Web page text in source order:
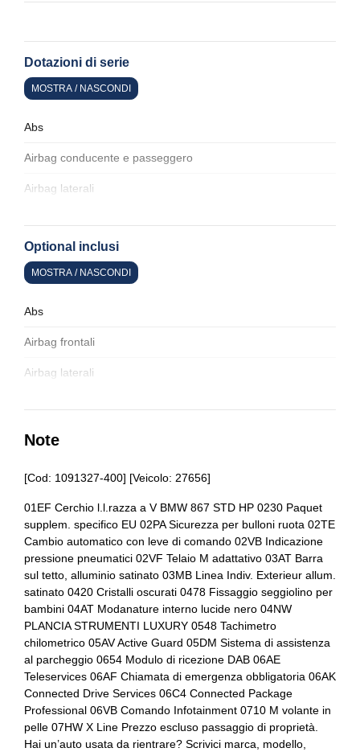
Dotazioni di serie
MOSTRA / NASCONDI
Abs
Airbag conducente e passeggero
Airbag laterali
Alzacristalli elettrici
Assistente al parcheggio
Badge esterno identificativo
Bagagliaio apribile elettricamente
Barre portabagagli
Bulloni antifurto
Cinture di sicurezza
Console centrale multifunzione
Differenziale autobloccante elettronico
Ess / emergency stop signal
Fari a led
Fari con accensione automatica
Fari con accensione automatica + sensore pioggia
Fari posteriori a led
Optional inclusi
MOSTRA / NASCONDI
Abs
Airbag frontali
Airbag laterali
Alzacristalli elettrici
Attacchi i
Badge esterno identificativo
Barre sul tetto
Bmw idrive
Bmw teleservice
Bracciolo anteriore
Bulloni antifurto
Note
[Cod: 1091327-400] [Veicolo: 27656]
01EF Cerchio l.l.razza a V BMW 867 STD HP 0230 Paquet
supplem. specifico EU 02PA Sicurezza per bulloni ruota 02TE
Cambio automatico con leve di comando 02VB Indicazione
pressione pneumatici 02VF Telaio M adattativo 03AT Barra
sul tetto, alluminio satinato 03MB Linea Indiv. Exterieur allum.
satinato 0420 Cristalli oscurati 0478 Fissaggio seggiolino per
bambini 04AT Modanature interno lucide nero 04NW
PLANCIA STRUMENTI LUXURY 0548 Tachimetro
chilometrico 05AV Active Guard 05DM Sistema di assistenza
al parcheggio 0654 Modulo di ricezione DAB 06AE
Teleservices 06AF Chiamata di emergenza obbligatoria 06AK
Connected Drive Services 06C4 Connected Package
Professional 06VB Comando Infotainment 0710 M volante in
pelle 07HW X Line Prezzo escluso passaggio di proprietà.
Hai un’auto usata da rientrare? Scrivici marca, modello,